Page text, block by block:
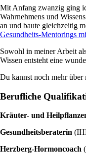
Mit Anfang zwanzig ging
Wahrnehmens und
an und baute gleichzeitig
Gesundheits-Mentorings
Sowohl in meiner Arbeit
Wissen entsteht eine
Du kannst noch mehr
Berufliche
Kräuter- und
Gesundheitsberaterin
Herzberg-Hormoncoach